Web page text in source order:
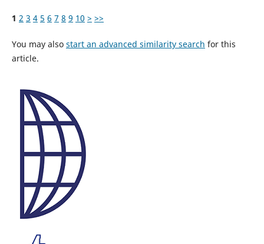
1 2 3 4 5 6 7 8 9 10 > >>
You may also start an advanced similarity search for this
article.